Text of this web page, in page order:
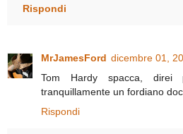
Rispondi
MrJamesFord dicembre 01,
Tom Hardy spacca, direi
tranquillamente un fordiano
Rispondi